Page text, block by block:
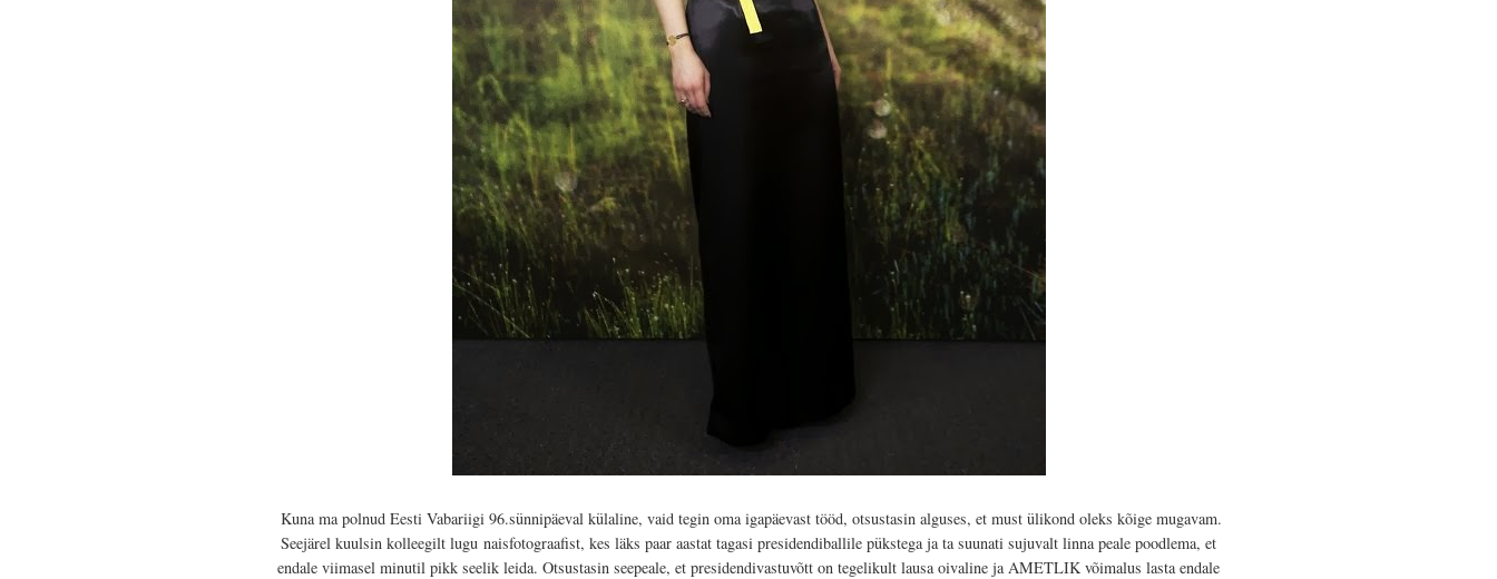
Kuna ma polnud Eesti Vabariigi 96.sünnipäeval külaline, vaid tegin oma igapäevast tööd, otsustasin alguses, et must ülikond oleks kõige mugavam.
Seejärel kuulsin kolleegilt lugu naisfotograafist, kes läks paar aastat tagasi presidendiballile pükstega ja ta suunati sujuvalt linna peale poodlema, et
endale viimasel minutil pikk seelik leida. Otsustasin seepeale, et presidendivastuvõtt on tegelikult lausa oivaline ja AMETLIK võimalus lasta endale